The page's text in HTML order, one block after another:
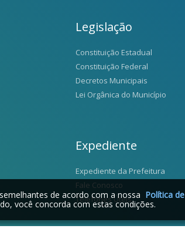
Legislação
Constituição Estadual
Constituição Federal
Decretos Municipais
Lei Orgânica do Município
Expediente
Expediente da Prefeitura
Fale Conosco
Telefones Úteis
de acordo com a nossa Política de
você concorda com estas condições.